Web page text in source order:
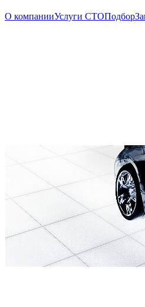
О компанииУслуги СТОПодбор